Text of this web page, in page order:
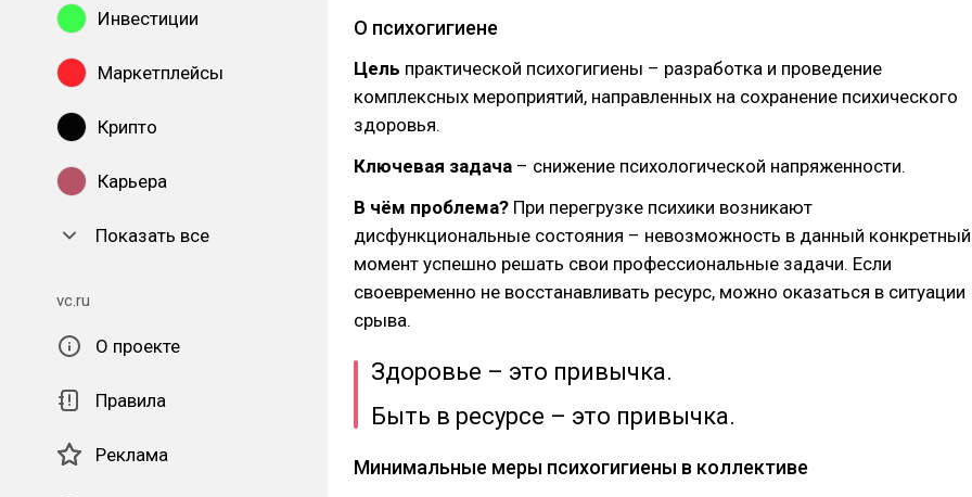
Инвестиции
Маркетплейсы
Крипто
Карьера
Показать все
vc.ru
О проекте
Правила
Реклама
О психогигиене
Цель практической психогигиены – разработка и проведение
комплексных мероприятий, направленных на сохранение психического
здоровья.
Ключевая задача – снижение психологической напряженности.
В чём проблема? При перегрузке психики возникают
дисфункциональные состояния – невозможность в данный конкретный
момент успешно решать свои профессиональные задачи. Если
своевременно не восстанавливать ресурс, можно оказаться в ситуации
срыва.
Здоровье – это привычка.
Быть в ресурсе – это привычка.
Минимальные меры психогигиены в коллективе